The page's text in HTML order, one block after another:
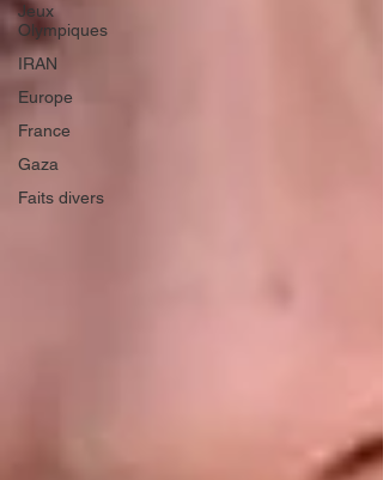
Jeux
Olympiques
IRAN
Europe
France
Gaza
Faits divers